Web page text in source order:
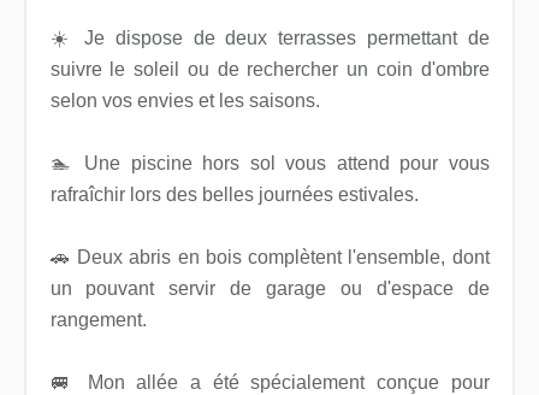
☀️ Je dispose de deux terrasses permettant de
suivre le soleil ou de rechercher un coin d'ombre
selon vos envies et les saisons.
🏊 Une piscine hors sol vous attend pour vous
rafraîchir lors des belles journées estivales.
🚗 Deux abris en bois complètent l'ensemble, dont
un pouvant servir de garage ou d'espace de
rangement.
🚐 Mon allée a été spécialement conçue pour